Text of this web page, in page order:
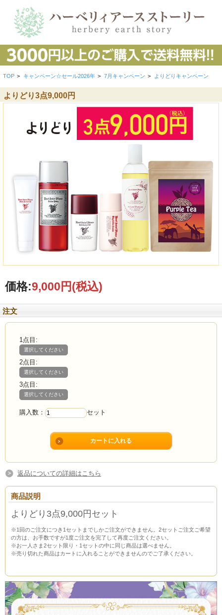
TOP > キャンペーン☆セール2026年 > 7月キャンペーン > よりどりキャンペーン
よりどり3点9,000円
価格:9,000円(税込)
注文
1点目:
選択してください
2点目:
選択してください
3点目:
選択してください
購入数： セット
返品についての詳細はこちら
商品説明
よりどり3点9,000円セット
※1回のご注文につき1セットまでしかご注文ができません。2セットご注文ご希望
の方は、お手数ですが1度ご注文を完了して再度ご注文ください。
※お一人さま2セット限り・1セットの中に同じ商品は選べません。
※売り切れた商品はカートに入れることができませんのでご了承ください。